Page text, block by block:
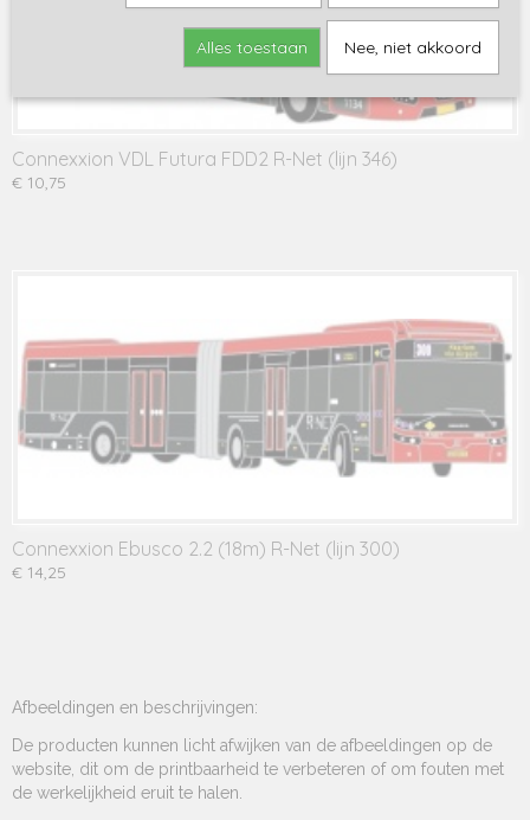
Connexxion VDL Futura FDD2 R-Net (lijn 346)
€ 10,75
Connexxion Ebusco 2.2 (18m) R-Net (lijn 300)
€ 14,25
Afbeeldingen en beschrijvingen:
De producten kunnen licht afwijken van de afbeeldingen op de
website, dit om de printbaarheid te verbeteren of om fouten met
de werkelijkheid eruit te halen.
Alles toestaan Nee, niet akkoord